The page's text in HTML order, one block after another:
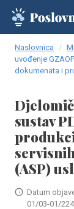
Naslovnica
uvođenje
dokumenata i
sustav
(ASP)
Datum
01/03-01/224